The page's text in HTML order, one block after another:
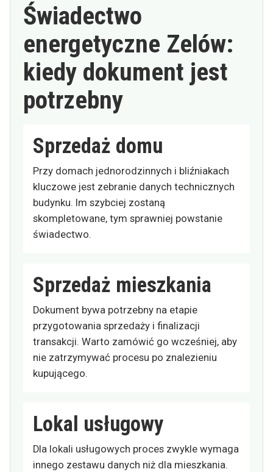
Świadectwo
energetyczne Zelów:
kiedy dokument jest
potrzebny
Sprzedaż domu
Przy domach jednorodzinnych i bliźniakach
kluczowe jest zebranie danych technicznych
budynku. Im szybciej zostaną
skompletowane, tym sprawniej powstanie
świadectwo.
Sprzedaż mieszkania
Dokument bywa potrzebny na etapie
przygotowania sprzedaży i finalizacji
transakcji. Warto zamówić go wcześniej, aby
nie zatrzymywać procesu po znalezieniu
kupującego.
Lokal usługowy
Dla lokali usługowych proces zwykle wymaga
innego zestawu danych niż dla mieszkania.